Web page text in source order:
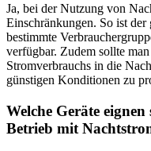
Ja, bei der Nutzung von
Einschränkungen. So ist
bestimmte
verfügbar. Zudem sollte
Stromverbrauchs in die
günstigen Konditionen zu
Welche Geräte
Betrieb mit